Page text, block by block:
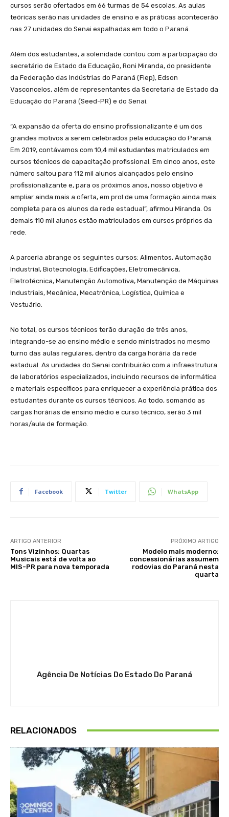
cursos serão ofertados em 66 turmas de 54 escolas. As aulas
teóricas serão nas unidades de ensino e as práticas acontecerão
nas 27 unidades do Senai espalhadas em todo o Paraná.
Além dos estudantes, a solenidade contou com a participação do
secretário de Estado da Educação, Roni Miranda, do presidente
da Federação das Indústrias do Paraná (Fiep), Edson
Vasconcelos, além de representantes da Secretaria de Estado da
Educação do Paraná (Seed-PR) e do Senai.
“A expansão da oferta do ensino profissionalizante é um dos
grandes motivos a serem celebrados pela educação do Paraná.
Em 2019, contávamos com 10,4 mil estudantes matriculados em
cursos técnicos de capacitação profissional. Em cinco anos, este
número saltou para 112 mil alunos alcançados pelo ensino
profissionalizante e, para os próximos anos, nosso objetivo é
ampliar ainda mais a oferta, em prol de uma formação ainda mais
completa para os alunos da rede estadual”, afirmou Miranda. Os
demais 110 mil alunos estão matriculados em cursos próprios da
rede.
A parceria abrange os seguintes cursos: Alimentos, Automação
Industrial, Biotecnologia, Edificações, Eletromecânica,
Eletrotécnica, Manutenção Automotiva, Manutenção de Máquinas
Industriais, Mecânica, Mecatrônica, Logística, Química e
Vestuário.
No total, os cursos técnicos terão duração de três anos,
integrando-se ao ensino médio e sendo ministrados no mesmo
turno das aulas regulares, dentro da carga horária da rede
estadual. As unidades do Senai contribuirão com a infraestrutura
de laboratórios especializados, incluindo recursos de informática
e materiais específicos para enriquecer a experiência prática dos
estudantes durante os cursos técnicos. Ao todo, somando as
cargas horárias de ensino médio e curso técnico, serão 3 mil
horas/aula de formação.
Facebook Twitter WhatsApp
ARTIGO ANTERIOR
Tons Vizinhos: Quartas
Musicais está de volta ao
MIS-PR para nova temporada
PRÓXIMO ARTIGO
Modelo mais moderno:
concessionárias assumem
rodovias do Paraná nesta
quarta
Agência De Notícias Do Estado Do Paraná
RELACIONADOS